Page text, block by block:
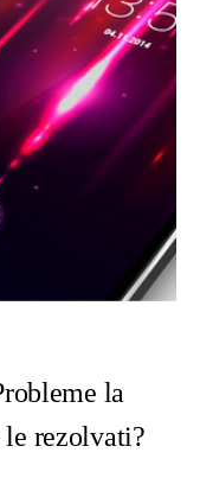
la
rezolvati?